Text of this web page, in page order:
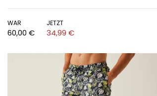
WAR
60,00 €
JETZT
34,99 €